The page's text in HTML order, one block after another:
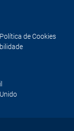
Política de Cookies